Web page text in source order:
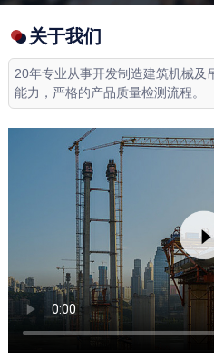
关于我们
20年专业从事开发制造建筑机械及
能力，严格的产品质量检测流程。